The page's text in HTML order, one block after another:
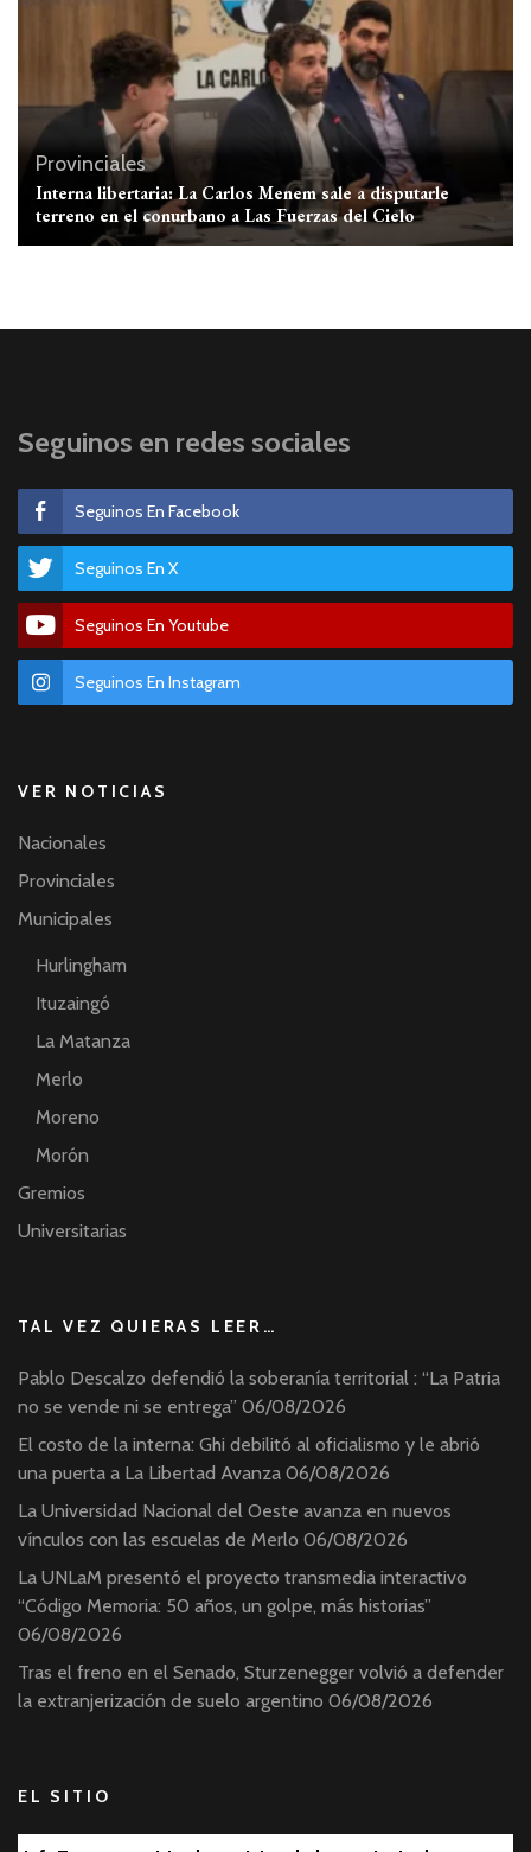
Provinciales
Interna libertaria: La Carlos Menem sale a disputarle
terreno en el conurbano a Las Fuerzas del Cielo
Seguinos en redes sociales
Seguinos En Facebook
Seguinos En X
Seguinos En Youtube
Seguinos En Instagram
VER NOTICIAS
Nacionales
Provinciales
Municipales
Hurlingham
Ituzaingó
La Matanza
Merlo
Moreno
Morón
Gremios
Universitarias
TAL VEZ QUIERAS LEER…
Pablo Descalzo defendió la soberanía territorial : “La Patria
no se vende ni se entrega” 06/08/2026
El costo de la interna: Ghi debilitó al oficialismo y le abrió
una puerta a La Libertad Avanza 06/08/2026
La Universidad Nacional del Oeste avanza en nuevos
vínculos con las escuelas de Merlo 06/08/2026
La UNLaM presentó el proyecto transmedia interactivo
“Código Memoria: 50 años, un golpe, más historias”
06/08/2026
Tras el freno en el Senado, Sturzenegger volvió a defender
la extranjerización de suelo argentino 06/08/2026
EL SITIO